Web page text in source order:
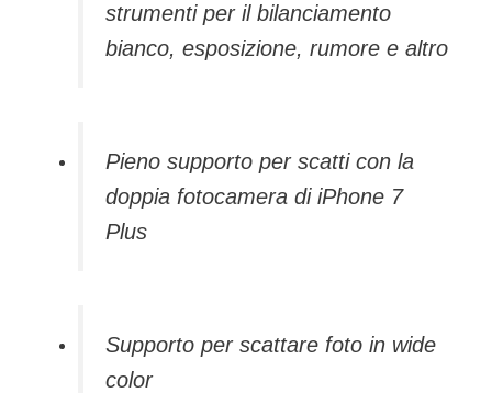
strumenti per il bilanciamento
bianco, esposizione, rumore e altro
Pieno supporto per scatti con la
doppia fotocamera di iPhone 7
Plus
Supporto per scattare foto in wide
color